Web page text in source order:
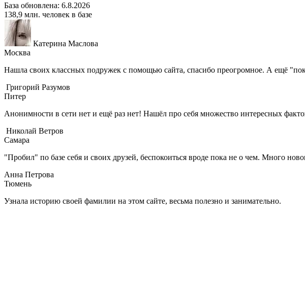
База обновлена: 6.8.2026
138,9 млн. человек в базе
Катерина Маслова
Москва
Нашла своих классных подружек с помощью сайта, спасибо преогромное. А ещё
Григорий Разумов
Питер
Анонимности в сети нет и ещё раз нет! Нашёл про себя множество интересных
Николай Ветров
Самара
"Пробил" по базе себя и своих друзей, беспокоиться вроде пока не о чем. Много
Анна Петрова
Тюмень
Узнала историю своей фамилии на этом сайте, весьма полезно и занимательно.